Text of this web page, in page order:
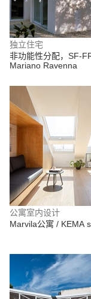
独立住宅
非功能性分配，SF-
Mariano Ravenna
公寓室内设计
Marvila公寓 / KEMA